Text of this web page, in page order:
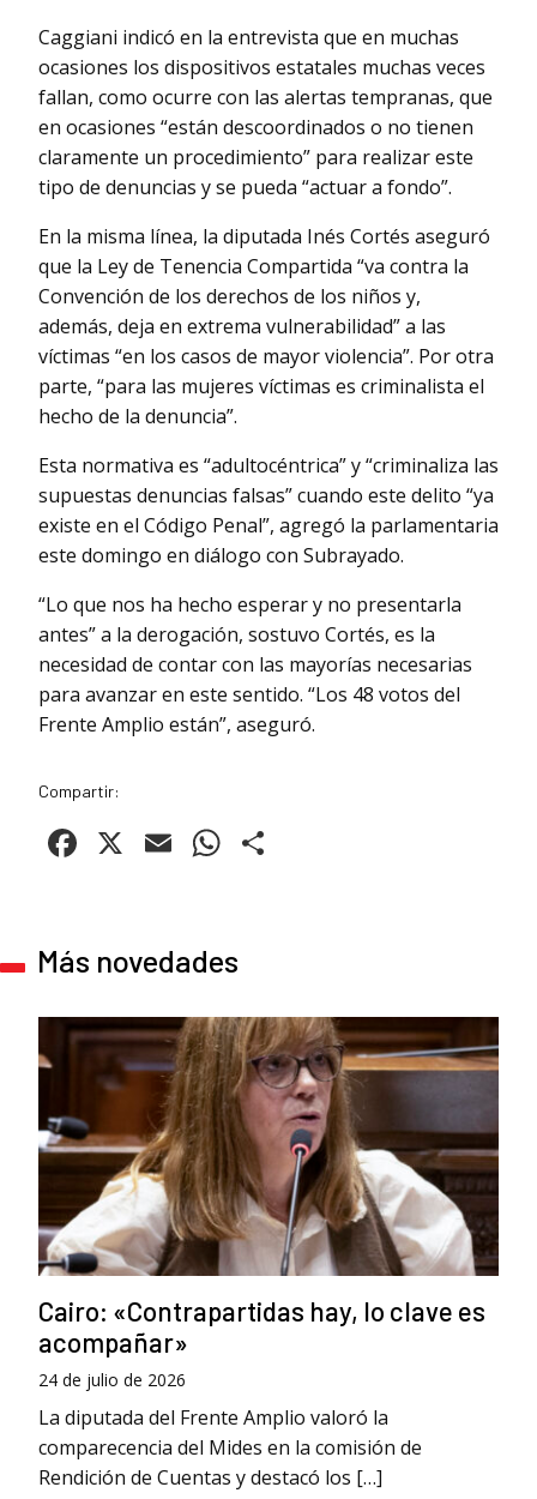
Caggiani indicó en la entrevista que en muchas
ocasiones los dispositivos estatales muchas veces
fallan, como ocurre con las alertas tempranas, que
en ocasiones “están descoordinados o no tienen
claramente un procedimiento” para realizar este
tipo de denuncias y se pueda “actuar a fondo”.
En la misma línea, la diputada Inés Cortés aseguró
que la Ley de Tenencia Compartida “va contra la
Convención de los derechos de los niños y,
además, deja en extrema vulnerabilidad” a las
víctimas “en los casos de mayor violencia”. Por otra
parte, “para las mujeres víctimas es criminalista el
hecho de la denuncia”.
Esta normativa es “adultocéntrica” y “criminaliza las
supuestas denuncias falsas” cuando este delito “ya
existe en el Código Penal”, agregó la parlamentaria
este domingo en diálogo con Subrayado.
“Lo que nos ha hecho esperar y no presentarla
antes” a la derogación, sostuvo Cortés, es la
necesidad de contar con las mayorías necesarias
para avanzar en este sentido. “Los 48 votos del
Frente Amplio están”, aseguró.
Compartir:
Facebook
X EmailWhatsApp
Más novedades
Cairo: «Contrapartidas hay, lo clave es
acompañar»
24 de julio de 2026
La diputada del Frente Amplio valoró la
comparecencia del Mides en la comisión de
Rendición de Cuentas y destacó los […]